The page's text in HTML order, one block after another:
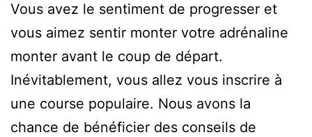
Vous avez le sentiment de progresser et
vous aimez sentir monter votre adrénaline
monter avant le coup de départ.
Inévitablement, vous allez vous inscrire à
une course populaire. Nous avons la
chance de bénéficier des conseils de